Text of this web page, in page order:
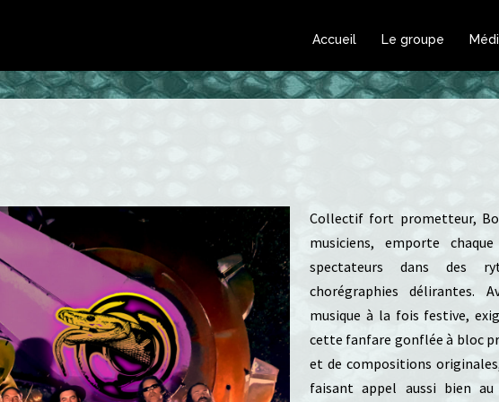
Accueil Le groupe
Collectif fort prometteur,
musiciens, emporte
spectateurs dans des
chorégraphies délirantes.
musique à la fois festive,
cette fanfare gonflée à bloc
et de compositions
faisant appel aussi bien